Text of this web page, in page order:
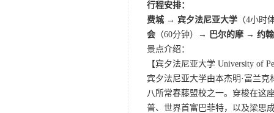
行程安排：
费城 → 宾夕法尼亚大学 （4小时
会 （60分钟）
→ 巴尔的摩 → 约翰
景点介绍：
【宾夕法尼亚大学 University of
宾夕法尼亚大学由本杰明·富兰
八所常春藤盟校之一。穿梭在这
普、世界首富巴菲特，以及梁思